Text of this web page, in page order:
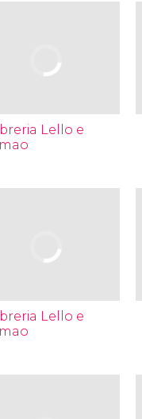
Lello e
Lello e